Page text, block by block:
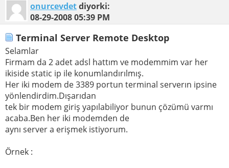
onurcevdetdiyorki:
08-29-200805:39 PM
Terminal Server Remote Desktop
Selamlar
Firmam da 2 adet adsl hattım ve modemmim var her
ikiside static ip ile konumlandırılmış.
Her iki modem de 3389 portun terminal serverın ipsine
yönlendirdim.Dışarıdan
tek bir modem giriş yapılabiliyor bunun çözümü varmı
acaba.Ben her iki modemden de
aynı server a erişmek istiyorum.
Örnek :